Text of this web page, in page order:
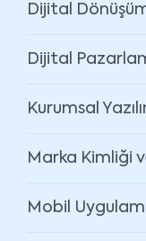
Dijital
Dijital
Kurumsal
Marka Kimliği
Mobil